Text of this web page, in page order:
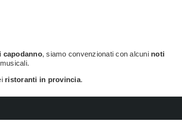
capodanno, siamo convenzionati con alcuni noti
ristoranti in provincia.